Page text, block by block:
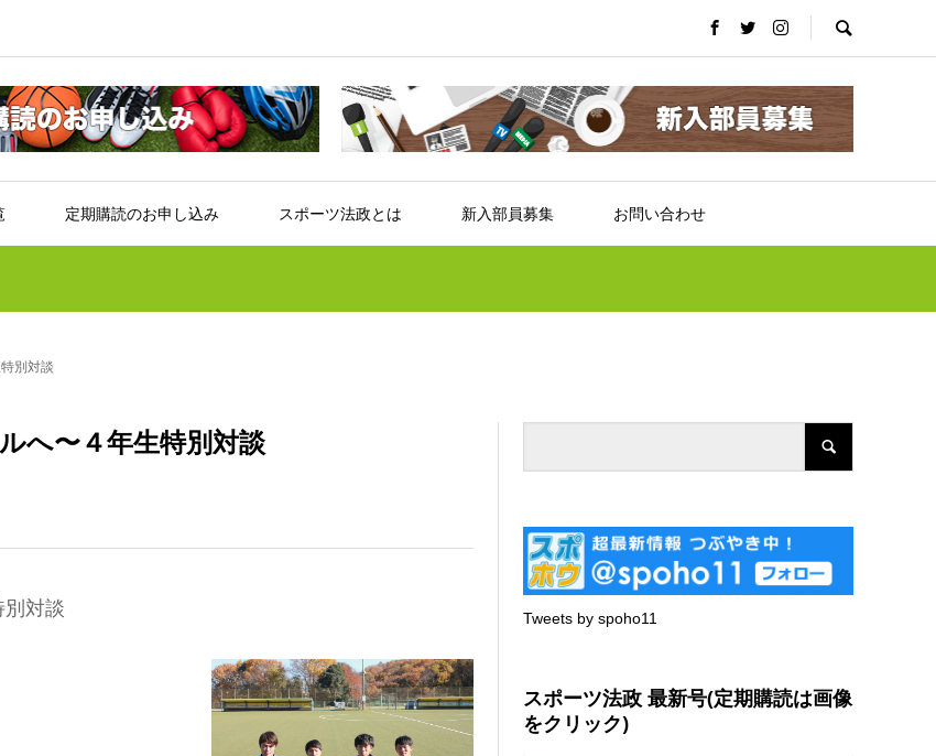
定期購読のお申し込み スポーツ法政とは 新入部員募集 お問い合わせ
別対談
へ〜４年生特別対談
別対談 Tweets by spoho11
スポーツ法政 最新号(定期購読は画像
をクリック)